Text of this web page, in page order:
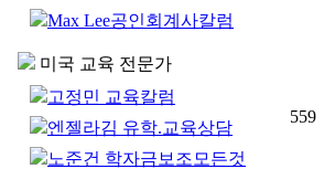
Max Lee공인회계사칼럼
미국 교육 전문가
고정민 교육칼럼
엔젤라김 유학.교육상담
노준건 학자금보조모든것
559